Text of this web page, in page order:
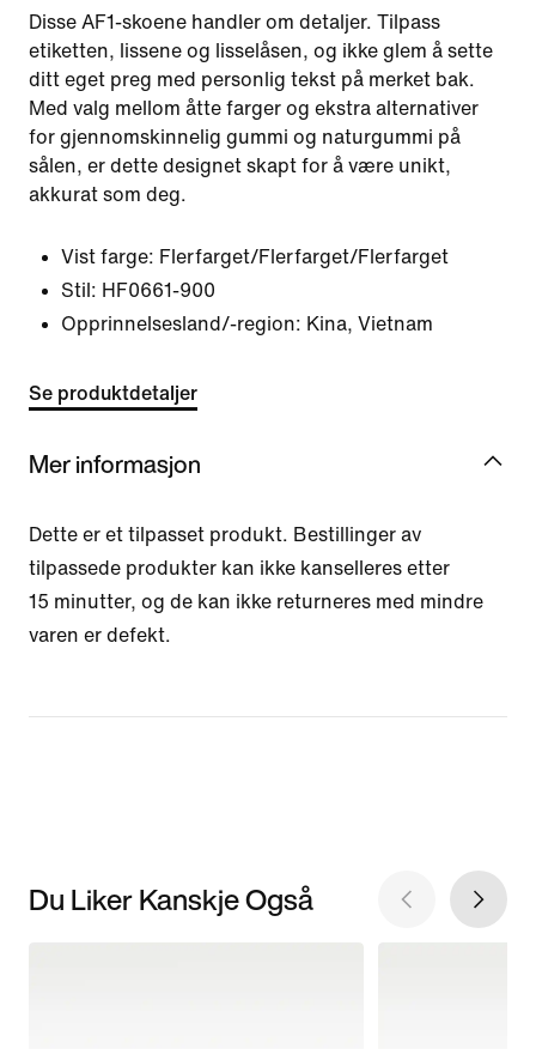
Disse AF1-skoene handler om detaljer. Tilpass
etiketten, lissene og lisselåsen, og ikke glem å sette
ditt eget preg med personlig tekst på merket bak.
Med valg mellom åtte farger og ekstra alternativer
for gjennomskinnelig gummi og naturgummi på
sålen, er dette designet skapt for å være unikt,
akkurat som deg.
Vist farge: Flerfarget/Flerfarget/Flerfarget
Stil: HF0661-900
Opprinnelsesland/-region: Kina, Vietnam
Se produktdetaljer
Mer informasjon
Dette er et tilpasset produkt. Bestillinger av
tilpassede produkter kan ikke kanselleres etter
15 minutter, og de kan ikke returneres med mindre
varen er defekt.
Du Liker Kanskje Også